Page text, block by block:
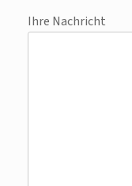
Ihre Nachricht